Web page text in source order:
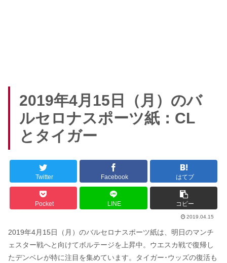
2019年4月15日（月）のバ
ルセロナスポーツ紙：CL
とタイガー
Twitter Facebook はてブ
Pocket LINE コピー
2019.04.15
2019年4月15日（月）のバルセロナスポーツ紙は、明日のマンチ
ェスター戦へと向けてボルテージを上昇中。ウエスカ戦で復帰し
たデンベレが特に注目を集めています。タイガー･ウッズの復活も